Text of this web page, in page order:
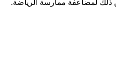
ذلك لمضاعفة ممارسة الرياضة.